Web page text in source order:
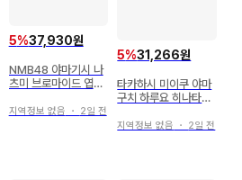
5%37,930원
NMB48 야마기시 나
츠미 브로마이드 엽서
지역정보 없음 ・ 2일 전
5%31,266원
타카하시 미이쿠 야마
구치 하루요 히나타자
브로마이드
지역정보 없음 ・ 2일 전